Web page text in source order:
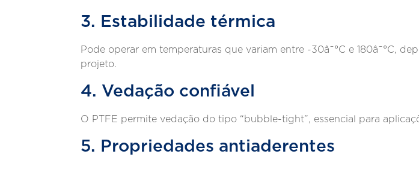
3. Estabilidade térmica
Pode operar em temperaturas que variam entre -30â¯°C e 180â¯°C,
projeto.
4. Vedação confiável
O PTFE permite vedação do tipo “bubble-tight”, essencial para
5. Propriedades antiaderentes